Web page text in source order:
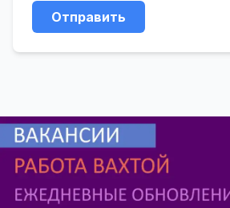
Отправить